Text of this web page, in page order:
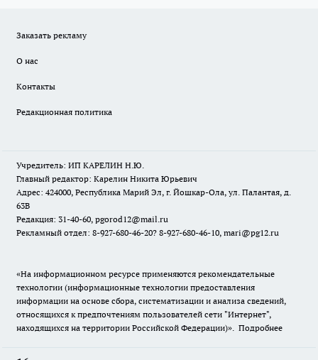
Заказать рекламу
О нас
Контакты
Редакционная политика
Учредитель: ИП КАРЕЛИН Н.Ю.
Главный редактор: Карелин Никита Юрьевич
Адрес: 424000, Республика Марий Эл, г. Йошкар-Ола, ул. Палантая, д.
63В
Редакция: 31-40-60, pgorod12@mail.ru
Рекламный отдел: 8-927-680-46-20? 8-927-680-46-10, mari@pg12.ru
«На информационном ресурсе применяются рекомендательные
технологии (информационные технологии предоставления
информации на основе сбора, систематизации и анализа сведений,
относящихся к предпочтениям пользователей сети "Интернет",
находящихся на территории Российской Федерации)». Подробнее